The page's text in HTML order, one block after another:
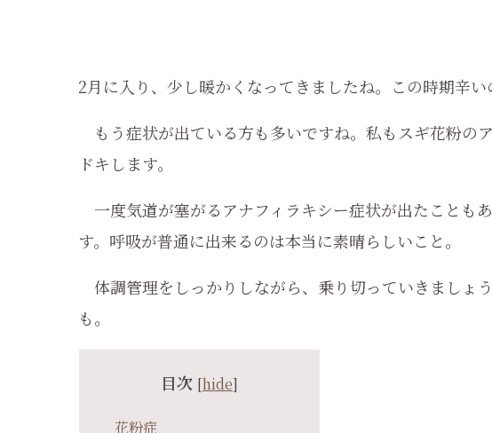
2月に入り、少し暖かくなってきましたね。この時期辛
もう症状が出ている方も多いですね。私もスギ花粉の
ドキします。
一度気道が塞がるアナフィラキシー症状が出たことも
す。呼吸が普通に出来るのは本当に素晴らしいこと。
体調管理をしっかりしながら、乗り切っていきましょ
も。
目次 [hide]
花粉症